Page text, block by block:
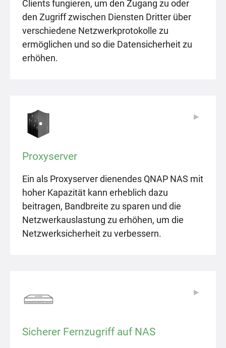
Clients fungieren, um den Zugang zu oder
den Zugriff zwischen Diensten Dritter über
verschiedene Netzwerkprotokolle zu
ermöglichen und so die Datensicherheit zu
erhöhen.
Proxyserver
Ein als Proxyserver dienendes QNAP NAS mit
hoher Kapazität kann erheblich dazu
beitragen, Bandbreite zu sparen und die
Netzwerkauslastung zu erhöhen, um die
Netzwerksicherheit zu verbessern.
▶
Sicherer Fernzugriff auf NAS
▶